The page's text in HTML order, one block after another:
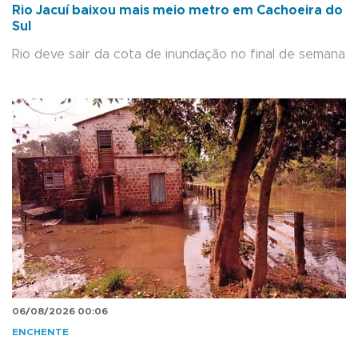
Rio Jacuí baixou mais meio metro em Cachoeira do
Sul
Rio deve sair da cota de inundação no final de semana
06/08/2026 00:06
ENCHENTE